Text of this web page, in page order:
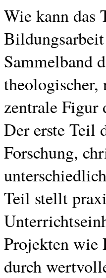
Wie kann das
Sammelband
zentrale Figur
Der erste Teil
Forschung,
Teil stellt
Projekten wie
durch